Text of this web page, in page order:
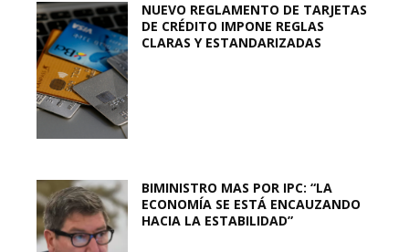
NUEVO REGLAMENTO DE TARJETAS
DE CRÉDITO IMPONE REGLAS
CLARAS Y ESTANDARIZADAS
BIMINISTRO MAS POR IPC: “LA
ECONOMÍA SE ESTÁ ENCAUZANDO
HACIA LA ESTABILIDAD”